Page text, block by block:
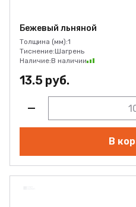
Бежевый льняной
Толщина (мм):1
Тиснение:Шагрень
Наличие:В наличии
13.5 руб.
В